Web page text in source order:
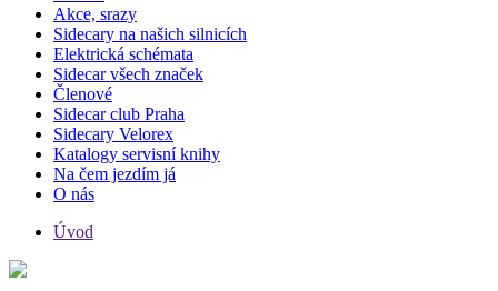
Akce, srazy
Sidecary na našich silnicích
Elektrická schémata
Sidecar všech značek
Členové
Sidecar club Praha
Sidecary Velorex
Katalogy servisní knihy
Na čem jezdím já
O nás
Úvod